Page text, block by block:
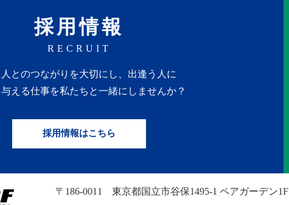
採用情報
RECRUIT
人とのつながりを大切にし、 出逢う人に
与える仕事を私たちと一緒にしませんか？
採用情報はこちら
〒186-0011 東京都国立市谷保1495-1 ペアガーデン1F